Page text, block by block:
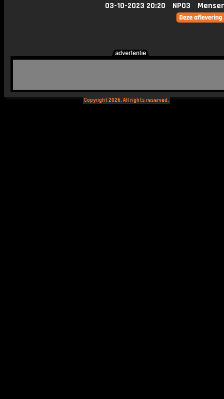
03-10-2023 20:20 NPO3
Copyright 2026. All rights reserved.